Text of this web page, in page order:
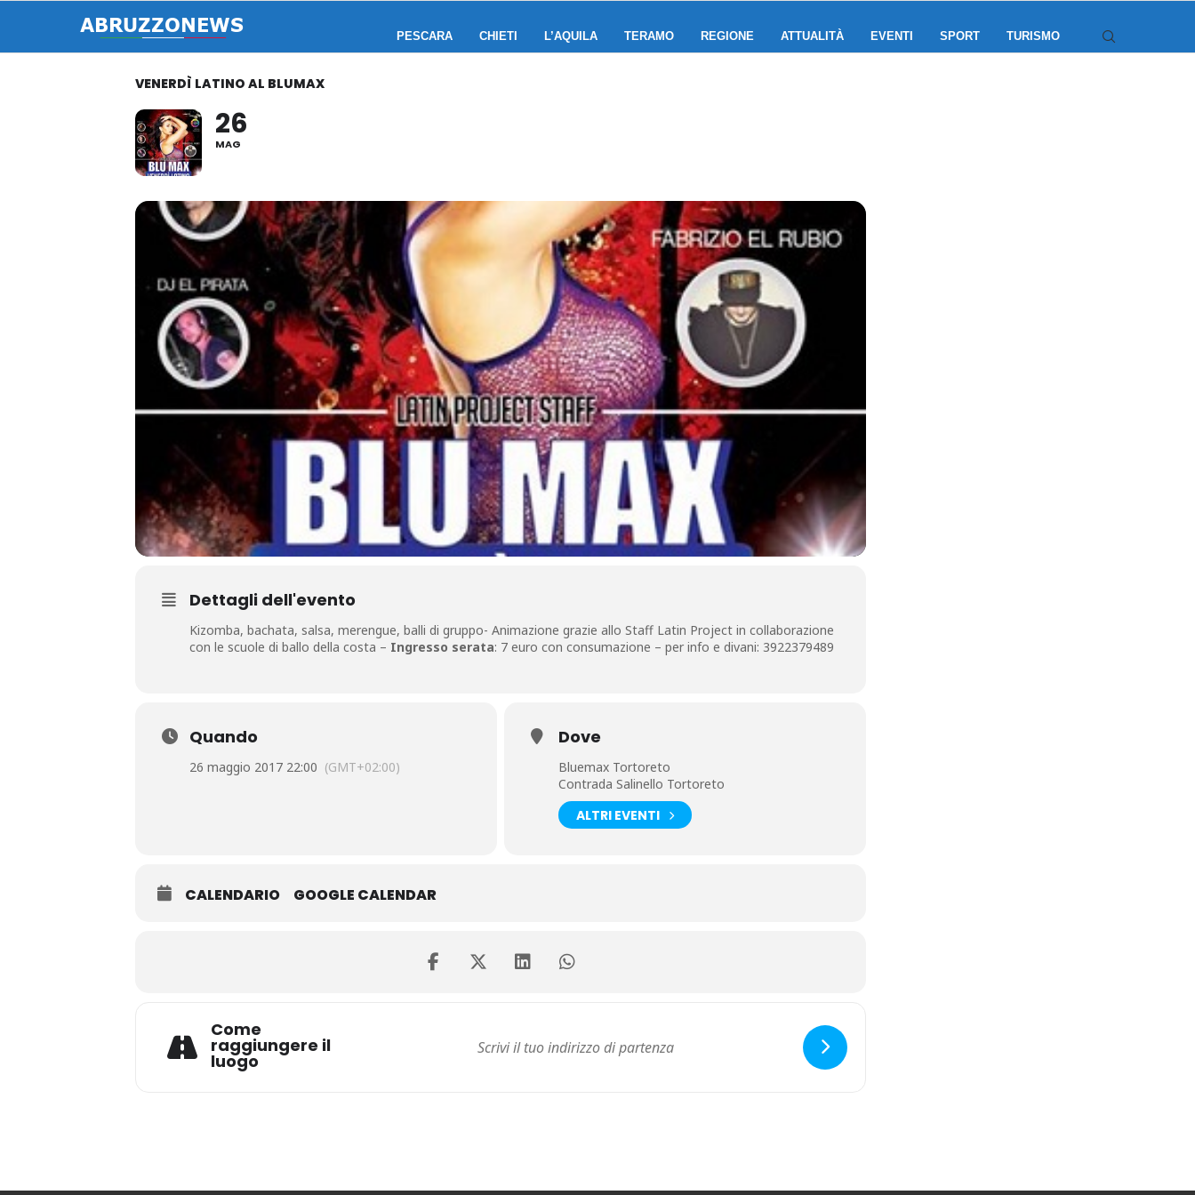
PESCARA CHIETI L’AQUILA TERAMO REGIONE ATTUALITÀ EVENTI SPORT TURISMO
VENERDÌ LATINO AL BLUMAX
26
MAG
Dettagli dell'evento
Kizomba, bachata, salsa, merengue, balli di gruppo- Animazione grazie allo Staff Latin Project in collaborazione
con le scuole di ballo della costa – Ingresso serata: 7 euro con consumazione – per info e divani: 3922379489
Quando
26 maggio 2017 22:00 (GMT+02:00)
Dove
Bluemax Tortoreto
Contrada Salinello Tortoreto
ALTRI EVENTI
CALENDARIO GOOGLE CALENDAR
Come
raggiungere il
luogo